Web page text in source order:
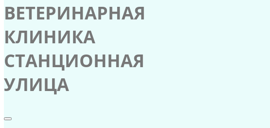
ВЕТЕРИНАРНАЯ
КЛИНИКА
СТАНЦИОННАЯ
УЛИЦА